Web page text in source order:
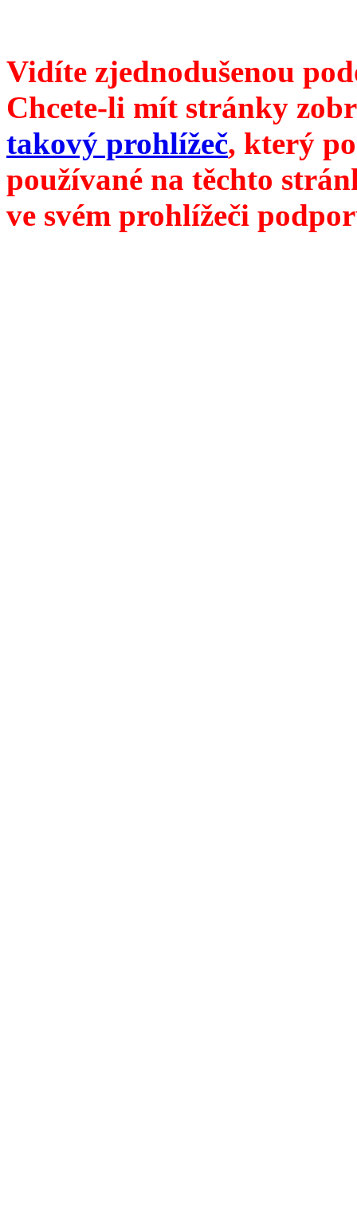
Vidíte zjednodušenou
Chcete-li mít stránky
takový prohlížeč, který
používané na těchto
ve svém prohlížeči